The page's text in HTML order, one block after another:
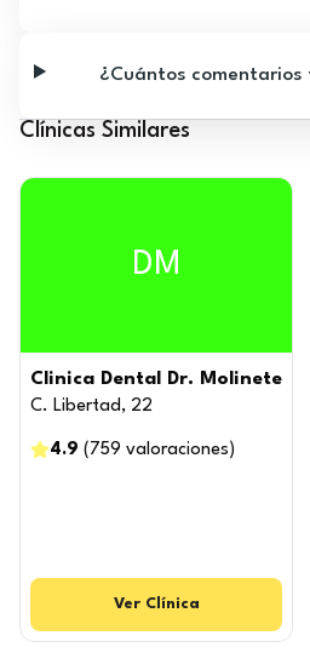
¿Cuántos comentarios
Clínicas Similares
DM
Clinica Dental Dr. Molinete
C. Libertad, 22
4.9 ( 759 valoraciones )
Ver Clínica